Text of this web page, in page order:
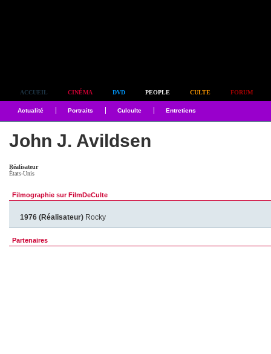
ACCUEIL CINÉMA DVD PEOPLE CULTE FORUM
Actualité Portraits Culculte Entretiens
John J. Avildsen
Réalisateur
États-Unis
Filmographie sur FilmDeCulte
1976 (Réalisateur) Rocky
Partenaires